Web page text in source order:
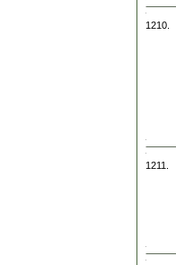
1210.
1211.